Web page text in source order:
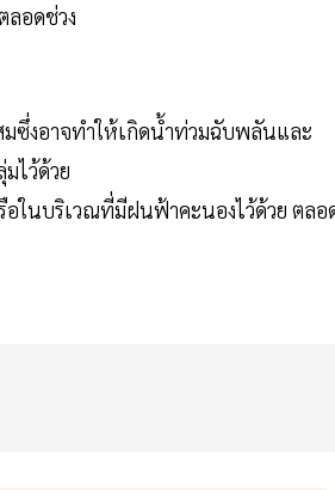
ลอดช่วง
ซึ่งอาจทำให้เกิดน้ำท่วมฉับพลันและ
ไว้ด้วย
อในบริเวณที่มีฝนฟ้าคะนองไว้ด้วย ตลอ